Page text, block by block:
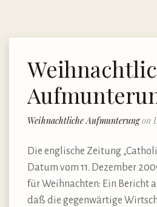
Weihnachtliche Aufmunterungon
Die englische Zeitung
Datum vom 11. Dezember
für Weihnachten: Ein Bericht
daß die gegenwärtige